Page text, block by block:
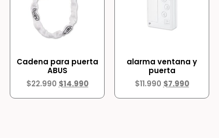
Cadena para puerta
ABUS
$22.990 $14.990
alarma ventana y
puerta
$11.990 $7.990